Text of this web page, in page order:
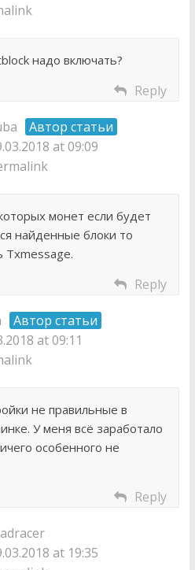
надо включать?
Reply
Автор статьи
at 09:09
монет если будет
найденные блоки то
Txmessage.
Reply
Автор статьи
at 09:11
не правильные в
У меня всё заработало
особенного не
Reply
at 19:35